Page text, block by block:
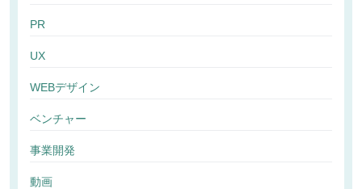
PR
UX
WEBデザイン
ベンチャー
事業開発
動画